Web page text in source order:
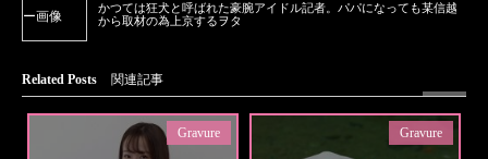
かつては狂犬と呼ばれた豪腕アイドル記者。パパになっても某信越
から取材の為上京するヲタ
Related Posts 関連記事
Gravure Gravure